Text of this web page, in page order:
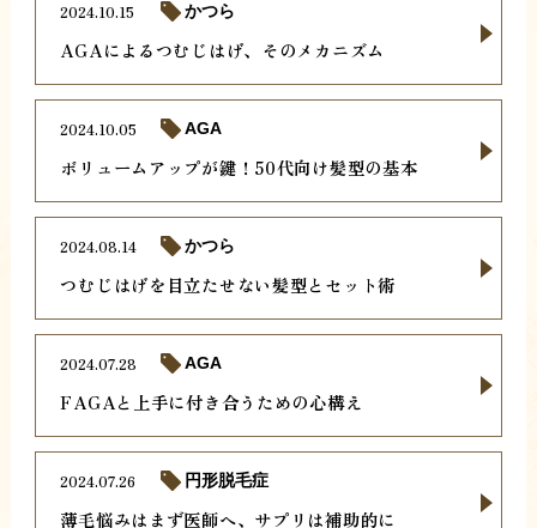
AGAによるつむじはげ、そのメカニズム
2024.10.15 かつら
ボリュームアップが鍵！50代向け髪型の基本
2024.10.05 AGA
つむじはげを目立たせない髪型とセット術
2024.08.14 かつら
FAGAと上手に付き合うための心構え
2024.07.28 AGA
薄毛悩みはまず医師へ、サプリは補助的に
2024.07.26 円形脱毛症